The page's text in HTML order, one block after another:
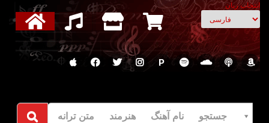
انتخاب زبان
P
جستجو نام آهنگ هنرمند متن ترانه